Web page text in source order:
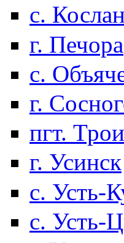
с. Кослан
г. Печора
с.
г.
пгт.
г. Усинск
с. Усть-
с. Усть-